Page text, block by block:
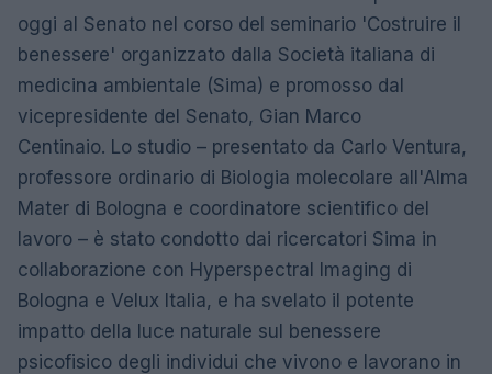
oggi al Senato nel corso del seminario 'Costruire il
benessere' organizzato dalla Società italiana di
medicina ambientale (Sima) e promosso dal
vicepresidente del Senato, Gian Marco
Centinaio. Lo studio – presentato da Carlo Ventura,
professore ordinario di Biologia molecolare all'Alma
Mater di Bologna e coordinatore scientifico del
lavoro – è stato condotto dai ricercatori Sima in
collaborazione con Hyperspectral Imaging di
Bologna e Velux Italia, e ha svelato il potente
impatto della luce naturale sul benessere
psicofisico degli individui che vivono e lavorano in